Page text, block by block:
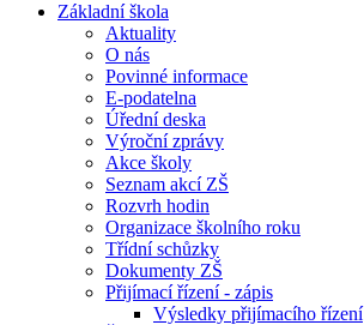
Základní škola
Aktuality
O nás
Povinné informace
E-podatelna
Úřední deska
Výroční zprávy
Akce školy
Seznam akcí ZŠ
Rozvrh hodin
Organizace školního roku
Třídní schůzky
Dokumenty ZŠ
Přijímací řízení - zápis
Výsledky přijímacího řízení